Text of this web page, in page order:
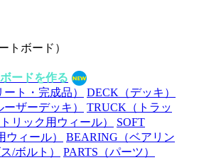
トボード）
ードを作る
ート・完成品） DECK （デッキ）
ーザーデッキ） TRUCK （トラッ
トリック用ウィール）
SOFT
ウィール） BEARING （ベアリン
ス/ボルト） PARTS （パーツ）